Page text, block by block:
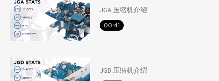
JGA 压缩机介绍
00:41
JGD 压缩机介绍